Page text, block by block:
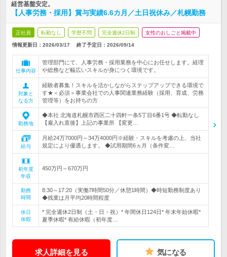
経営基盤安定。
【人事労務・採用】賞与実績6.6カ月／土日祝休み／札幌勤務
正社員 転勤なし 学歴不問 完全週休2日制 女性のおしごと掲載中
情報更新日：2026/03/17 終了予定日： 2026/09/14
仕事内容
管理部門にて、人事労務・採用業務を中心にお任せします。経理
や総務など幅広いスキルが身につく環境です。
対象と
なる方
経験者募集！スキルを活かしながらステップアップできる環境で
す★＜必須＞事業会社での人事関連業務経験（採用、育成、労務
管理等）をお持ちの方
勤務地
◆本社 北海道札幌市西区二十四軒一条5丁目6番1号 ◆転勤なし
【雇入れ直後】上記の事業所 【変更…
給与
月給24万7000円～34万4000円※経験・スキルを考慮の上、当社
規定により優遇します。 ◆試用期間6ヵ月（条件変…
初年度
年収
450万円～670万円
勤務
時間
8:30～17:20（実働7時間50分／休憩1時間）◆時短勤務制度あり
◆残業は月平均20時間程度
休日
休暇
* 完全週休2日制（土・日・祝）* 年間休日124日* 年末年始休暇*
夏季休暇* 有給休暇（初年度…
求人詳細を見る 気になる